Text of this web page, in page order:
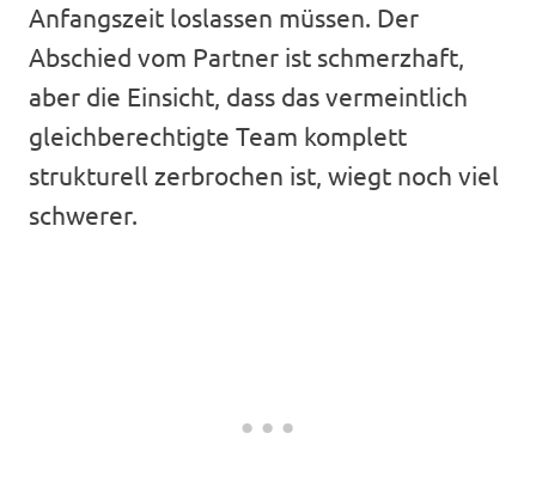
Anfangszeit loslassen müssen. Der
Abschied vom Partner ist schmerzhaft,
aber die Einsicht, dass das vermeintlich
gleichberechtigte Team komplett
strukturell zerbrochen ist, wiegt noch viel
schwerer.